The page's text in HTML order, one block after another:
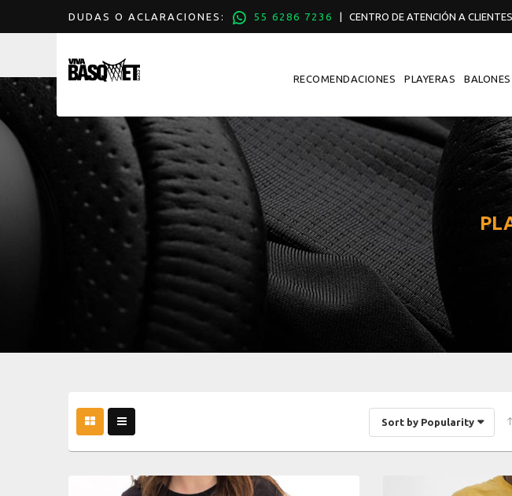
DUDAS O ACLARACIONES: 55 6286 7236 | CENTRO DE ATENCIÓN A CLIENTES
RECOMENDACIONES PLAYERAS BALONES
Sort by Popularity